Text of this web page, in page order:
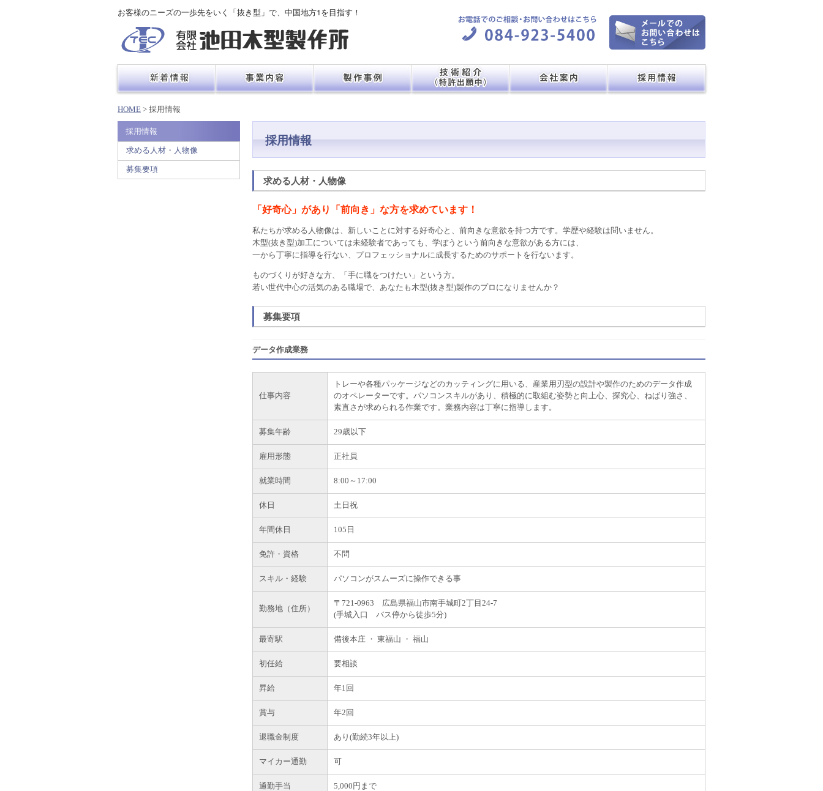
お客様のニーズの一歩先をいく「抜き型」で、中国地方1を目指す！
HOME > 採用情報
採用情報
求める人材・人物像
「好奇心」があり「前向き」な方を求めています！
私たちが求める人物像は、新しいことに対する好奇心と、前向きな意欲を持つ方です。学歴や経験は問いません。
木型(抜き型)加工については未経験者であっても、学ぼうという前向きな意欲がある方には、
一から丁寧に指導を行ない、プロフェッショナルに成長するためのサポートを行ないます。
ものづくりが好きな方、「手に職をつけたい」という方。
若い世代中心の活気のある職場で、あなたも木型(抜き型)製作のプロになりませんか？
募集要項
データ作成業務
仕事内容
トレーや各種パッケージなどのカッティングに用いる、産業用刃型の設計や製作のためのデータ作成
のオペレーターです。パソコンスキルがあり、積極的に取組む姿勢と向上心、探究心、ねばり強さ、
素直さが求められる作業です。業務内容は丁寧に指導します。
募集年齢 29歳以下
雇用形態 正社員
就業時間 8:00～17:00
休日 土日祝
年間休日 105日
免許・資格 不問
スキル・経験 パソコンがスムーズに操作できる事
勤務地（住所）
〒721-0963 広島県福山市南手城町2丁目24-7
(手城入口 バス停から徒歩5分)
最寄駅 備後本庄 ・ 東福山 ・ 福山
初任給 要相談
昇給 年1回
賞与 年2回
退職金制度 あり(勤続3年以上)
マイカー通勤 可
通勤手当 5,000円まで
採用情報
求める人材・人物像
募集要項